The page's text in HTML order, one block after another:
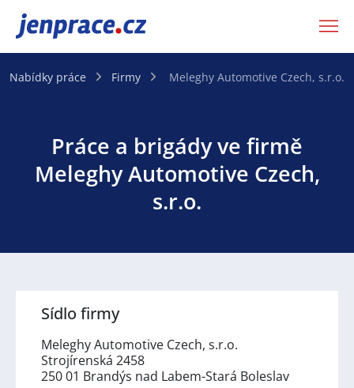
JenPráce.cz
Nabídky práce Firmy Meleghy Automotive Czech, s.r.o.
Práce a brigády ve firmě
Meleghy Automotive Czech,
s.r.o.
Sídlo firmy
Meleghy Automotive Czech, s.r.o.
Strojírenská 2458
250 01 Brandýs nad Labem-Stará Boleslav